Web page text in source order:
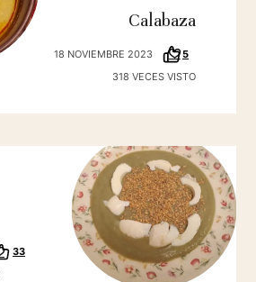
Calabaza
18 NOVIEMBRE 2023
5
318 VECES VISTO
33